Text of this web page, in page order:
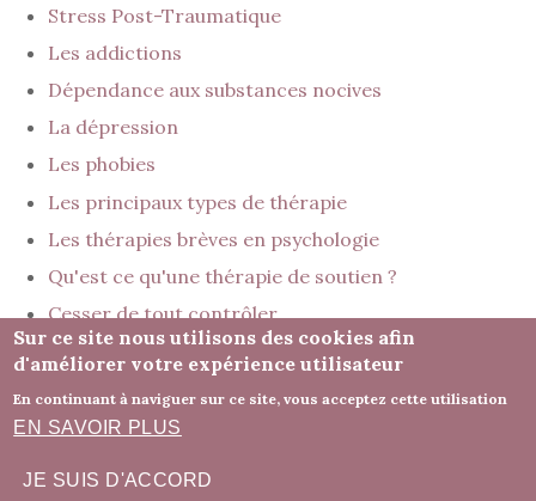
Stress Post-Traumatique
Les addictions
Dépendance aux substances nocives
La dépression
Les phobies
Les principaux types de thérapie
Les thérapies brèves en psychologie
Qu'est ce qu'une thérapie de soutien ?
Cesser de tout contrôler
Mentions légales
Honoraires - Le site du cabinet a été réalisé par
Sur ce site nous utilisons des cookies afin
d'améliorer votre expérience utilisateur
En continuant à naviguer sur ce site, vous acceptez cette utilisation
EN SAVOIR PLUS
JE SUIS D'ACCORD